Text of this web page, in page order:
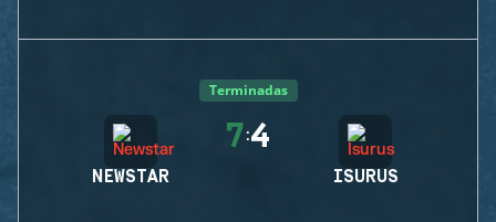
Terminadas
NEWSTAR
7:4
ISURUS